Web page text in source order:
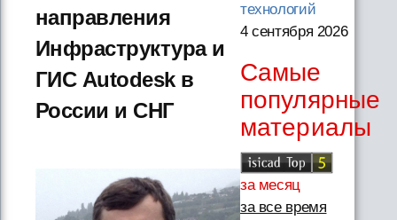
направления
Инфраструктура и
ГИС Autodesk в
России и СНГ
технологий
4 сентября 2026
Самые
популярные
материалы
за месяц
за все время